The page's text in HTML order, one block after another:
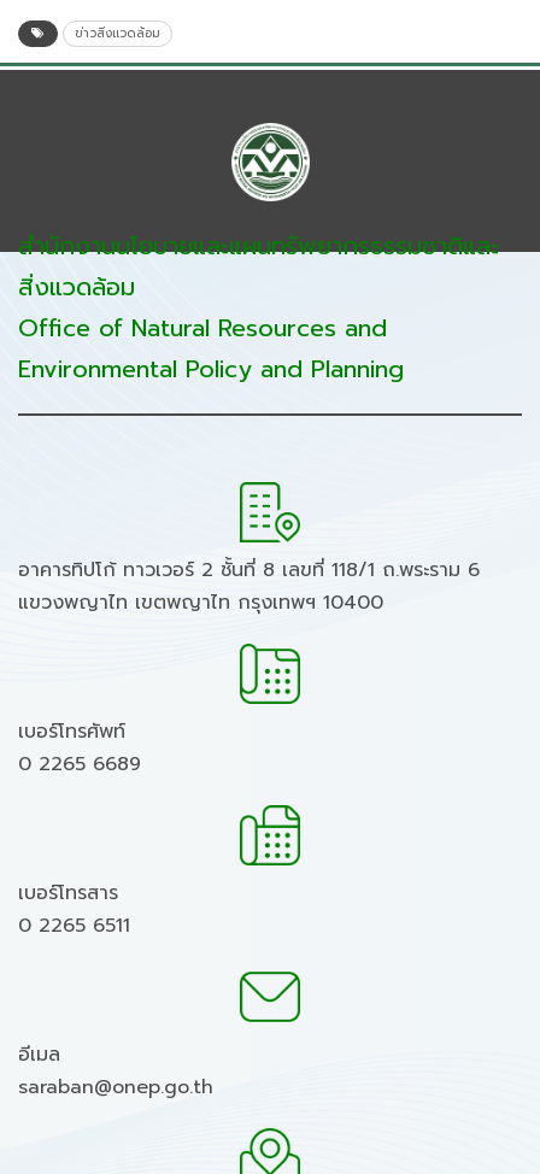
ข่าวสิ่งแวดล้อม
สำนักงานนโยบายและแผนทรัพยากรธรรมชาติและ
สิ่งแวดล้อม
Office of Natural Resources and
Environmental Policy and Planning
อาคารทิปโก้ ทาวเวอร์ 2 ชั้นที่ 8 เลขที่ 118/1 ถ.พระราม 6
แขวงพญาไท เขตพญาไท กรุงเทพฯ 10400
เบอร์โทรศัพท์
0 2265 6689
เบอร์โทรสาร
0 2265 6511
อีเมล
saraban@onep.go.th